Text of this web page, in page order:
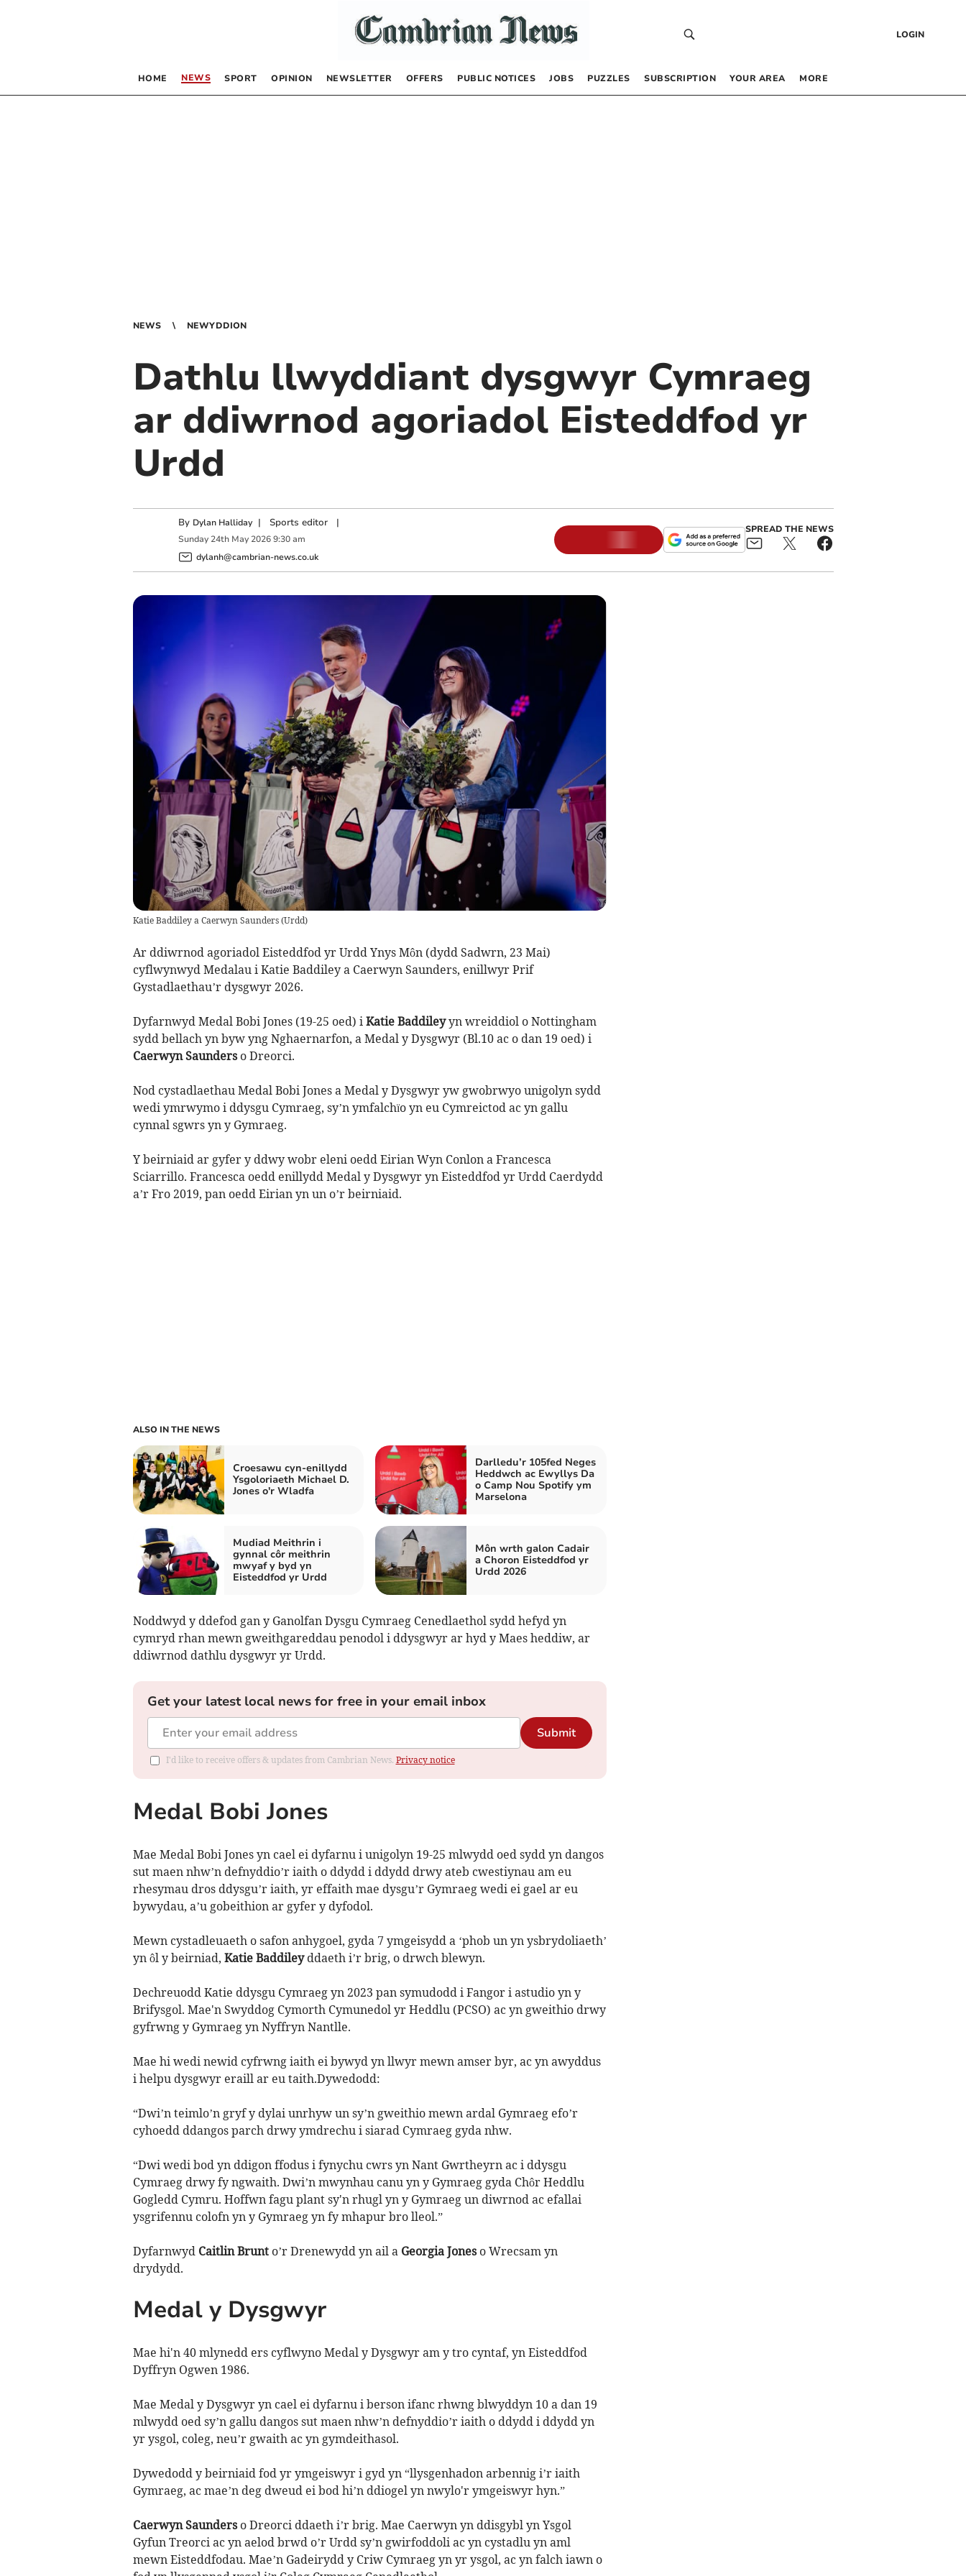
LOGIN
HOME NEWS SPORT OPINION NEWSLETTER OFFERS PUBLIC NOTICES JOBS PUZZLES SUBSCRIPTION YOUR AREA MORE
NEWS NEWYDDION
Dathlu llwyddiant dysgwyr Cymraeg
ar ddiwrnod agoriadol Eisteddfod yr
Urdd
By Dylan Halliday | Sports editor|
Sunday 24th May 2026 9:30 am
dylanh@cambrian-news.co.uk
SPREAD THE NEWS
Katie Baddiley a Caerwyn Saunders(Urdd)
Ar ddiwrnod agoriadol Eisteddfod yr Urdd Ynys Môn (dydd Sadwrn, 23 Mai)
cyflwynwyd Medalau i Katie Baddiley a Caerwyn Saunders, enillwyr Prif
Gystadlaethau’r dysgwyr 2026.
Dyfarnwyd Medal Bobi Jones (19-25 oed) i Katie Baddileyyn wreiddiol o Nottingham
sydd bellach yn byw yng Nghaernarfon, a Medal y Dysgwyr (Bl.10 ac o dan 19 oed) i
Caerwyn Saunders o Dreorci.
Nod cystadlaethau Medal Bobi Jones a Medal y Dysgwyr yw gwobrwyo unigolyn sydd
wedi ymrwymo i ddysgu Cymraeg, sy’n ymfalchïo yn eu Cymreictod ac yn gallu
cynnal sgwrs yn y Gymraeg.
Y beirniaid ar gyfer y ddwy wobr eleni oedd Eirian Wyn Conlon a Francesca
Sciarrillo. Francesca oedd enillydd Medal y Dysgwyr yn Eisteddfod yr Urdd Caerdydd
a’r Fro 2019, pan oedd Eirian yn un o’r beirniaid.
ALSO IN THE NEWS
Croesawu cyn-enillydd
Ysgoloriaeth Michael D.
Jones o'r Wladfa
Darlledu’r 105fed Neges
Heddwch ac Ewyllys Da
o Camp Nou Spotify ym
Marselona
Mudiad Meithrin i
gynnal côr meithrin
mwyaf y byd yn
Eisteddfod yr Urdd
Môn wrth galon Cadair
a Choron Eisteddfod yr
Urdd 2026
Noddwyd y ddefod gan y Ganolfan Dysgu Cymraeg Cenedlaethol sydd hefyd yn
cymryd rhan mewn gweithgareddau penodol i ddysgwyr ar hyd y Maes heddiw, ar
ddiwrnod dathlu dysgwyr yr Urdd.
Get your latest local news for free in your email inbox
Submit
I'd like to receive offers & updates from Cambrian News. Privacy notice
Medal Bobi Jones
Mae Medal Bobi Jones yn cael ei dyfarnu i unigolyn 19-25 mlwydd oed sydd yn dangos
sut maen nhw’n defnyddio’r iaith o ddydd i ddydd drwy ateb cwestiynau am eu
rhesymau dros ddysgu’r iaith, yr effaith mae dysgu’r Gymraeg wedi ei gael ar eu
bywydau, a’u gobeithion ar gyfer y dyfodol.
Mewn cystadleuaeth o safon anhygoel, gyda 7 ymgeisydd a ‘phob un yn ysbrydoliaeth’
yn ôl y beirniad, Katie Baddileyddaeth i’r brig, o drwch blewyn.
Dechreuodd Katie ddysgu Cymraeg yn 2023 pan symudodd i Fangor i astudio yn y
Brifysgol. Mae'n Swyddog Cymorth Cymunedol yr Heddlu (PCSO) ac yn gweithio drwy
gyfrwng y Gymraeg yn Nyffryn Nantlle.
Mae hi wedi newid cyfrwng iaith ei bywyd yn llwyr mewn amser byr, ac yn awyddus
i helpu dysgwyr eraill ar eu taith.Dywedodd:
“Dwi’n teimlo’n gryf y dylai unrhyw un sy’n gweithio mewn ardal Gymraeg efo’r
cyhoedd ddangos parch drwy ymdrechu i siarad Cymraeg gyda nhw.
“Dwi wedi bod yn ddigon ffodus i fynychu cwrs yn Nant Gwrtheyrn ac i ddysgu
Cymraeg drwy fy ngwaith. Dwi’n mwynhau canu yn y Gymraeg gyda Chôr Heddlu
Gogledd Cymru. Hoffwn fagu plant sy'n rhugl yn y Gymraeg un diwrnod ac efallai
ysgrifennu colofn yn y Gymraeg yn fy mhapur bro lleol.”
Dyfarnwyd Caitlin Brunt o’r Drenewydd yn ail a Georgia Joneso Wrecsam yn
drydydd.
Medal y Dysgwyr
Mae hi'n 40 mlynedd ers cyflwyno Medal y Dysgwyr am y tro cyntaf, yn Eisteddfod
Dyffryn Ogwen 1986.
Mae Medal y Dysgwyr yn cael ei dyfarnu i berson ifanc rhwng blwyddyn 10 a dan 19
mlwydd oed sy’n gallu dangos sut maen nhw’n defnyddio’r iaith o ddydd i ddydd yn
yr ysgol, coleg, neu’r gwaith ac yn gymdeithasol.
Dywedodd y beirniaid fod yr ymgeiswyr i gyd yn “llysgenhadon arbennig i’r iaith
Gymraeg, ac mae’n deg dweud ei bod hi’n ddiogel yn nwylo'r ymgeiswyr hyn.”
Caerwyn Saunderso Dreorci ddaeth i’r brig. Mae Caerwyn yn ddisgybl yn Ysgol
Gyfun Treorci ac yn aelod brwd o’r Urdd sy’n gwirfoddoli ac yn cystadlu yn aml
mewn Eisteddfodau. Mae’n Gadeirydd y Criw Cymraeg yn yr ysgol, ac yn falch iawn o